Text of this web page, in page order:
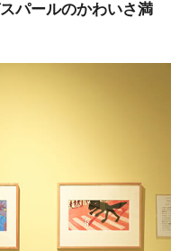
パールのかわいさ満